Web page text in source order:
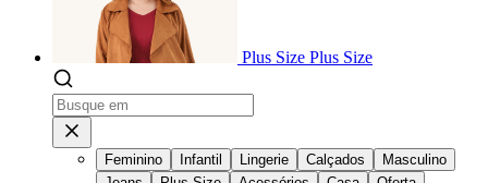
Plus Size Plus Size
Feminino Infantil Lingerie Calçados
Masculino